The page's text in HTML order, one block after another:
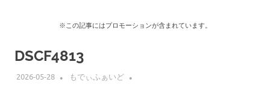
※この記事にはプロモーションが含まれています。
DSCF4813
2026-05-28 もでぃふぁいど